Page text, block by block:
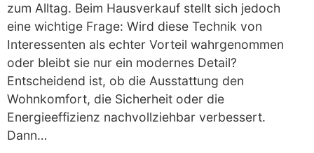
zum Alltag. Beim Hausverkauf stellt sich jedoch
eine wichtige Frage: Wird diese Technik von
Interessenten als echter Vorteil wahrgenommen
oder bleibt sie nur ein modernes Detail?
Entscheidend ist, ob die Ausstattung den
Wohnkomfort, die Sicherheit oder die
Energieeffizienz nachvollziehbar verbessert.
Dann…